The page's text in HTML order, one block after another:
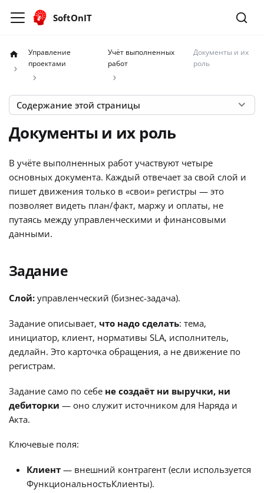
SoftOnIT
Управление
проектами
Учёт выполненных
работ
Документы и их
роль
Содержание этой страницы
Документы и их роль
В учёте выполненных работ участвуют четыре
основных документа. Каждый отвечает за свой слой и
пишет движения только в «свои» регистры — это
позволяет видеть план/факт, маржу и оплаты, не
путаясь между управленческими и финансовыми
данными.
Задание
Слой: управленческий (бизнес-задача).
Задание описывает, что надо сделать: тема,
инициатор, клиент, нормативы SLA, исполнитель,
дедлайн. Это карточка обращения, а не движение по
регистрам.
Задание само по себе не создаёт ни выручки, ни
дебиторки — оно служит источником для Наряда и
Акта.
Ключевые поля:
Клиент — внешний контрагент (если используется
ФункциональностьКлиенты).